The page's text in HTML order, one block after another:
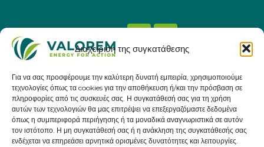
Διαχείριση της συγκατάθεσης
Για να σας προσφέρουμε την καλύτερη δυνατή εμπειρία, χρησιμοποιούμε
τεχνολογίες όπως τα cookies για την αποθήκευση ή/και την πρόσβαση σε
πληροφορίες από τις συσκευές σας. Η συγκατάθεσή σας για τη χρήση
αυτών των τεχνολογιών θα μας επιτρέψει να επεξεργαζόμαστε δεδομένα
όπως η συμπεριφορά περιήγησης ή τα μοναδικά αναγνωριστικά σε αυτόν
τον ιστότοπο. Η μη συγκατάθεσή σας ή η ανάκληση της συγκατάθεσής σας
ενδέχεται να επηρεάσει αρνητικά ορισμένες δυνατότητες και λειτουργίες.
Χρήσιμοι σύνδεσμοι
ΔΙΑΔΡΟΜΕΣ
ΕΓΓΡΑΦΕΣ
ΧΟΡΗΓΟΙ
ΠΩΣ ΘΑ ΦΤΑΣΕΤΕ